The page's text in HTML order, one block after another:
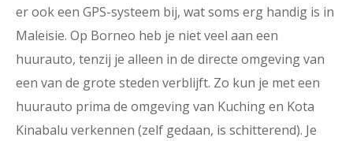
er ook een GPS-systeem bij, wat soms erg handig is in
Maleisie. Op Borneo heb je niet veel aan een
huurauto, tenzij je alleen in de directe omgeving van
een van de grote steden verblijft. Zo kun je met een
huurauto prima de omgeving van Kuching en Kota
Kinabalu verkennen (zelf gedaan, is schitterend). Je